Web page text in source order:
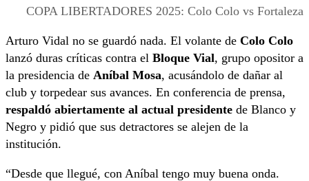
COPA LIBERTADORES 2025: Colo Colo vs Fortaleza
Arturo Vidal no se guardó nada. El volante de Colo Colo
lanzó duras críticas contra el Bloque Vial, grupo opositor a
la presidencia de Aníbal Mosa, acusándolo de dañar al
club y torpedear sus avances. En conferencia de prensa,
respaldó abiertamente al actual presidente de Blanco y
Negro y pidió que sus detractores se alejen de la
institución.
“Desde que llegué, con Aníbal tengo muy buena onda.